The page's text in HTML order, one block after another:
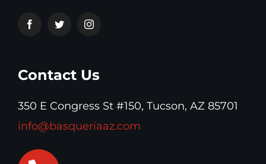
Contact Us
350 E Congress St #150, Tucson, AZ 85701
info@basqueriaaz.com